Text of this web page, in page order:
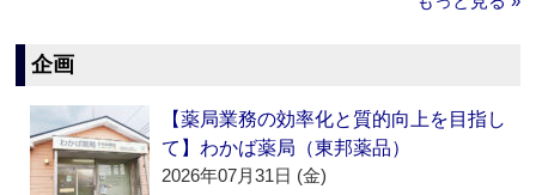
企画
【薬局業務の効率化と質的向上を目指し
て】わかば薬局（東邦薬品）
2026年07月31日 (金)